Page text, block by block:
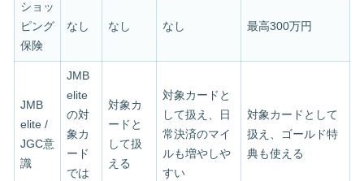
ショッ
ピング
保険
なし なし なし 最高300万円
JMB
elite /
JGC意
識
JMB
elite
の対
象カ
ード
では
対象カ
ードと
して扱
える
対象カードと
して扱え、日
常決済のマイ
ルも増やしや
すい
対象カードとして
扱え、ゴールド特
典も使える